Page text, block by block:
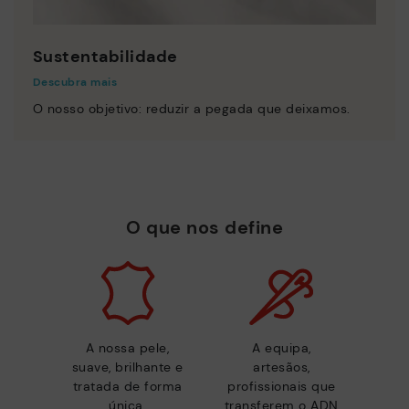
Sustentabilidade
Descubra mais
O nosso objetivo: reduzir a pegada que deixamos.
O que nos define
A nossa pele,
suave, brilhante e
tratada de forma
única.
A equipa,
artesãos,
profissionais que
transferem o ADN